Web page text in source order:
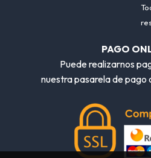
PAGO
Puede realizarnos
nuestra pasarela de pago